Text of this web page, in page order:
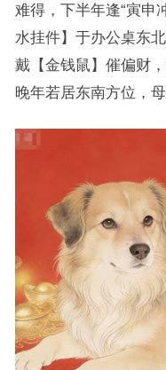
难得，下半年逢“寅申
水挂件】于办公桌东
戴【金钱鼠】催偏财
晚年若居东南方位，